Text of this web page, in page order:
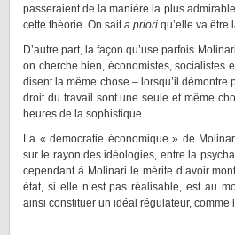
passeraient de la manière la plus
cette théorie. On saita priori qu’elle va être
D’autre part, la façon qu’use parfois
on cherche bien, économistes, socialistes
disent la même chose – lorsqu’il démontre
droit du travail sont une seule et même
heures de la sophistique.
La « démocratie économique » de
sur le rayon des idéologies, entre la
cependant à Molinari le mérite d’avoir
état, si elle n’est pas réalisable, est au
ainsi constituer un idéal régulateur, comme